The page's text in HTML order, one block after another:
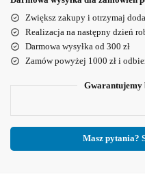
Zwiększ zakupy i otrzymaj
Realizacja na następny dzień
Darmowa wysyłka od 300 zł
Zamów powyżej 1000 zł i
Gwarantujemy
Masz pytania?